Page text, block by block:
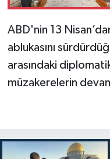
ABD'nin 13
ablukasını
arasındaki
müzakerelerin